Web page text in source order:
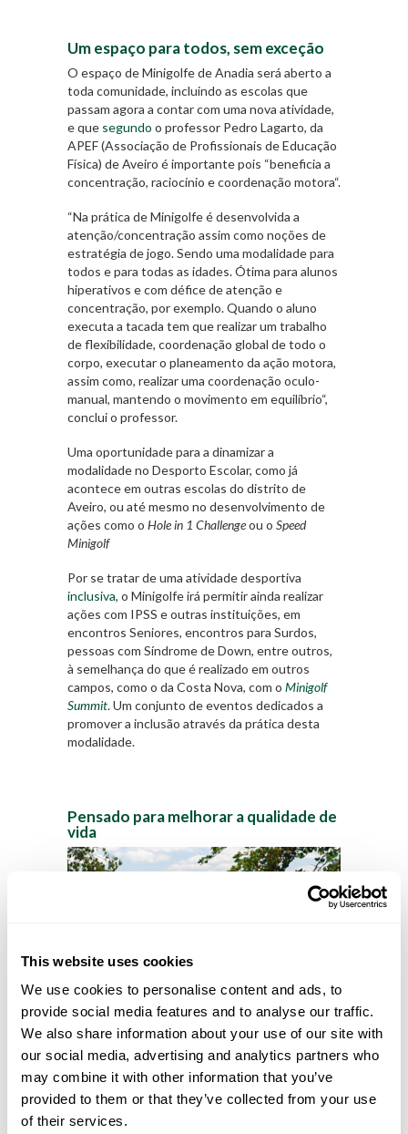
This website uses cookies
We use cookies to personalise content and ads, to
provide social media features and to analyse our traffic.
We also share information about your use of our site with
our social media, advertising and analytics partners who
may combine it with other information that you’ve
provided to them or that they’ve collected from your use
of their services.
Um espaço para todos, sem exceção
O espaço de Minigolfe de Anadia será aberto a
toda comunidade, incluindo as escolas que
passam agora a contar com uma nova atividade,
e que segundo o professor Pedro Lagarto, da
APEF (Associação de Profissionais de Educação
Física) de Aveiro é importante pois “beneficia a
concentração, raciocínio e coordenação motora“.
“Na prática de Minigolfe é desenvolvida a
atenção/concentração assim como noções de
estratégia de jogo. Sendo uma modalidade para
todos e para todas as idades. Ótima para alunos
hiperativos e com défice de atenção e
concentração, por exemplo.Quando o aluno
executa a tacada tem que realizar um trabalho
de flexibilidade, coordenação global de todo o
corpo, executar o planeamento da ação motora,
assim como, realizar uma coordenação oculo-
manual, mantendo o movimento em equilíbrio“,
conclui o professor.
Uma oportunidade para a dinamizar a
modalidade no Desporto Escolar, como já
acontece em outras escolas do distrito de
Aveiro, ou até mesmo no desenvolvimento de
ações como o Hole in 1 Challengeou o Speed
Minigolf
Por se tratar de uma atividade desportiva
inclusiva, o Minigolfe irá permitir ainda realizar
ações com IPSS e outras instituições, em
encontros Seniores, encontros para Surdos,
pessoas com Síndrome de Down, entre outros,
à semelhança do que é realizado em outros
campos, como o da Costa Nova, com o Minigolf
Summit. Um conjunto de eventos dedicados a
promover a inclusão através da prática desta
modalidade.
Pensado para melhorar a qualidade de
vida
Com obras iniciadas este ano, o futuroParque
Urbano de Anadiaalém do Minigolfecontempla
uma vasta área arborizada e ajardinada, uma
zona para a prática desportiva ao ar livre e
edifício de apoio com sanitários, um parque
infantil, uma praça central, um parque de
merendas com cafetaria de apoio, um lago